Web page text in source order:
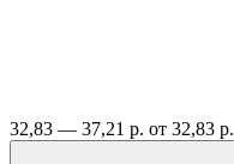
32,83 — 37,21 р. от 32,83 р.